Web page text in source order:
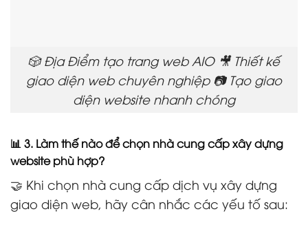
🎲 Địa Điểm tạo trang web AIO 🎥 Thiết kế
giao diện web chuyên nghiệp 📷 Tạo giao
diện website nhanh chóng
📊 3. Làm thế nào để chọn nhà cung cấp xây dựng
website phù hợp?
🤝 Khi chọn nhà cung cấp dịch vụ xây dựng
giao diện web, hãy cân nhắc các yếu tố sau: